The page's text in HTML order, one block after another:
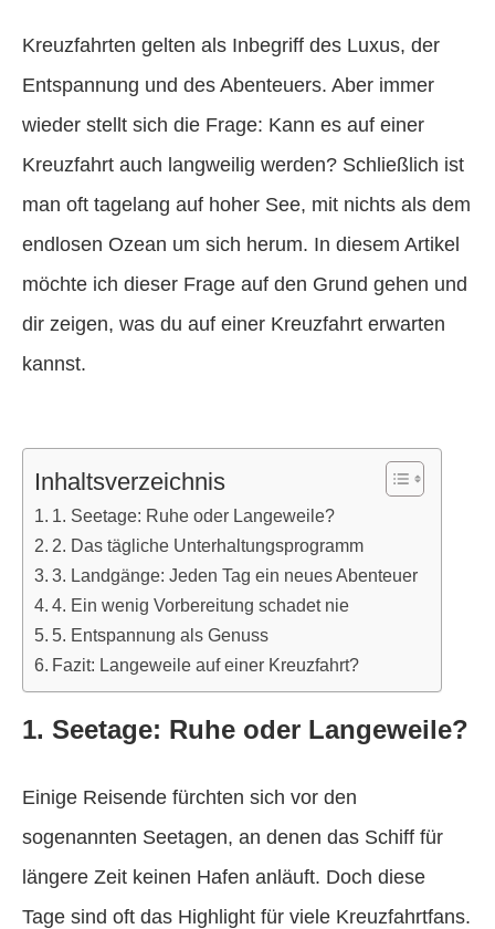
Kreuzfahrten gelten als Inbegriff des Luxus, der
Entspannung und des Abenteuers. Aber immer
wieder stellt sich die Frage: Kann es auf einer
Kreuzfahrt auch langweilig werden? Schließlich ist
man oft tagelang auf hoher See, mit nichts als dem
endlosen Ozean um sich herum. In diesem Artikel
möchte ich dieser Frage auf den Grund gehen und
dir zeigen, was du auf einer Kreuzfahrt erwarten
kannst.
Inhaltsverzeichnis
1. Seetage: Ruhe oder Langeweile?
2. Das tägliche Unterhaltungsprogramm
3. Landgänge: Jeden Tag ein neues Abenteuer
4. Ein wenig Vorbereitung schadet nie
5. Entspannung als Genuss
Fazit: Langeweile auf einer Kreuzfahrt?
1. Seetage: Ruhe oder Langeweile?
Einige Reisende fürchten sich vor den
sogenannten Seetagen, an denen das Schiff für
längere Zeit keinen Hafen anläuft. Doch diese
Tage sind oft das Highlight für viele Kreuzfahrtfans.